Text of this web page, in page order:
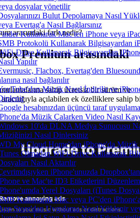
dosyalar yönetilir
Bulut Depolamaya Nasıl
Evertag'a Nasıl Bağlarsınız
Kullanarak Mac'ten iPhone veya
Protokolü Kullanarak Bilgisayardan
Drive Kullanarak Bilgisayardan
Yapılır
Flacbox, Evertag'den
nasıl bağlanılır
Müzik Nasıl İndirilir ve
hesabınızdan üçüncü taraf
Müzik Çalarken Video Nasıl
10'da DLNA Medya Sunucusu
Nasıl Dinlersiniz
My Cloud Home'dan iPhone'da Müzik
Olmadan WiFi-Drive Kullanarak
Nasıl Aktarılır
iPhone'unuzda
ve Mac'te ID3 Etiketlerini
Yerel Dosyaları (iTunes
Kullanarak Mac veya PC'den
Store'dan Uygulama Nasıl Yüklenir
arasındaki fark nedir?
Premium arasındaki
sahip ücretsiz bir sürüm ve
açılabilen ek özelliklere sahip